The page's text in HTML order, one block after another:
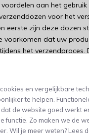
en vergelijkbare
te helpen.
de website goed werkt
functie. Zo maken we de
Wil je meer weten? Lees
aan het gebruik
voor het
eerste zijn deze dozen
voorkomen dat uw
het verzendproces.
of keramiek.
langwerpige
dan traditionele
meer producten kunt
dozen, wat kan leiden